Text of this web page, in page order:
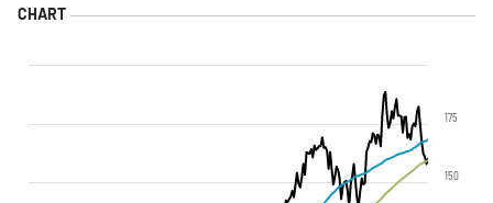
150
175